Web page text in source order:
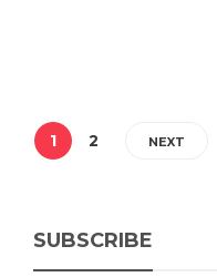
1 2 NEXT
SUBSCRIBE